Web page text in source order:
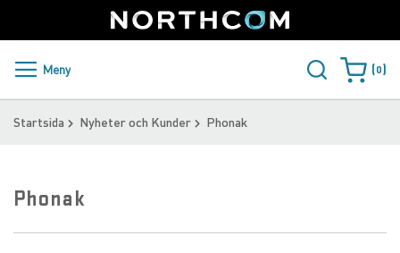
to
Content
Sweden
PRODUKTER OCH LÖSNINGAR
ÅTERFÖRSÄLJARE
Meny Varukorgen
0
Startsida Nyheter och Kunder Phonak
Phonak